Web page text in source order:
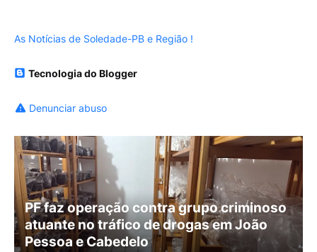
As Notícias de Soledade-PB e Região !
Tecnologia do Blogger
Denunciar abuso
PF faz operação contra grupo criminoso
atuante no tráfico de drogas em João
Pessoa e Cabedelo